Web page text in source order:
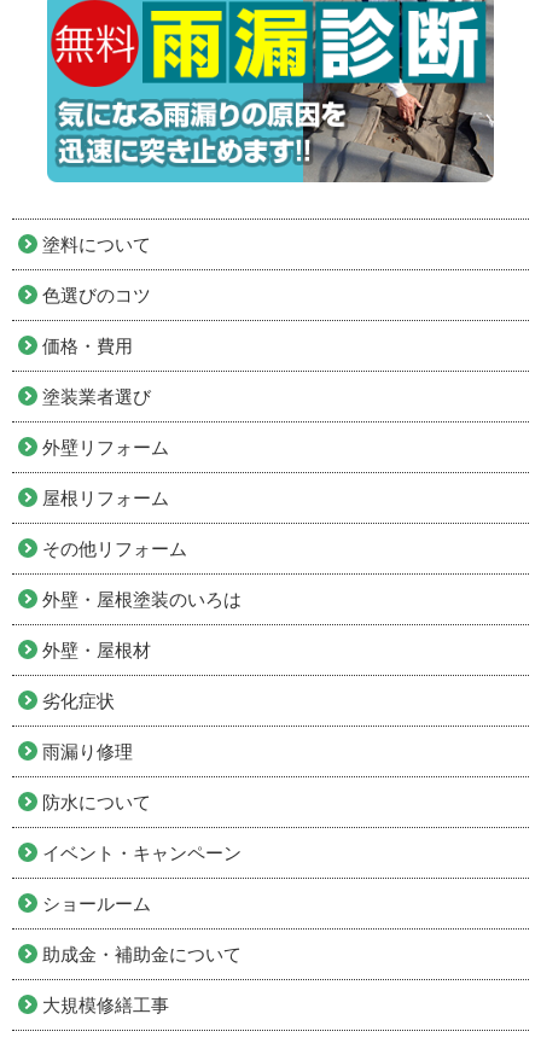
塗料について
色選びのコツ
価格・費用
塗装業者選び
外壁リフォーム
屋根リフォーム
その他リフォーム
外壁・屋根塗装のいろは
外壁・屋根材
劣化症状
雨漏り修理
防水について
イベント・キャンペーン
ショールーム
助成金・補助金について
大規模修繕工事